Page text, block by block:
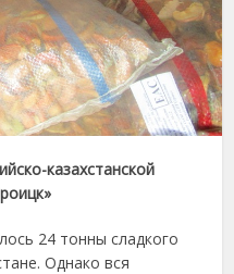
казахстанской
24 тонны сладкого
Однако вся